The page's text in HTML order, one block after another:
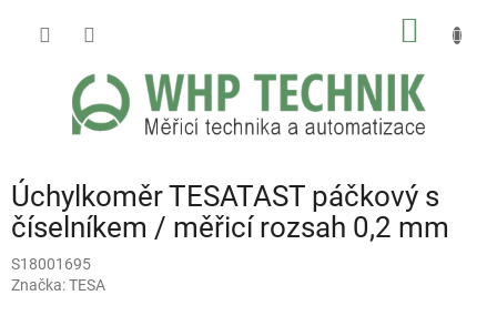
Úchylkoměr TESATAST páčkový s
číselníkem / měřicí rozsah 0,2 mm
S18001695
Značka:TESA